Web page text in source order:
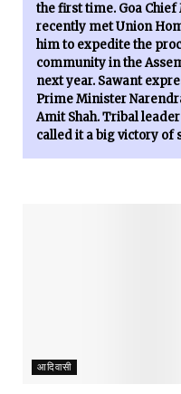
the first time. Goa
recently met Union
him to expedite the
community in the
next year. Sawant
Prime Minister
Amit Shah. Tribal
called it a big victory of
आदिवासी